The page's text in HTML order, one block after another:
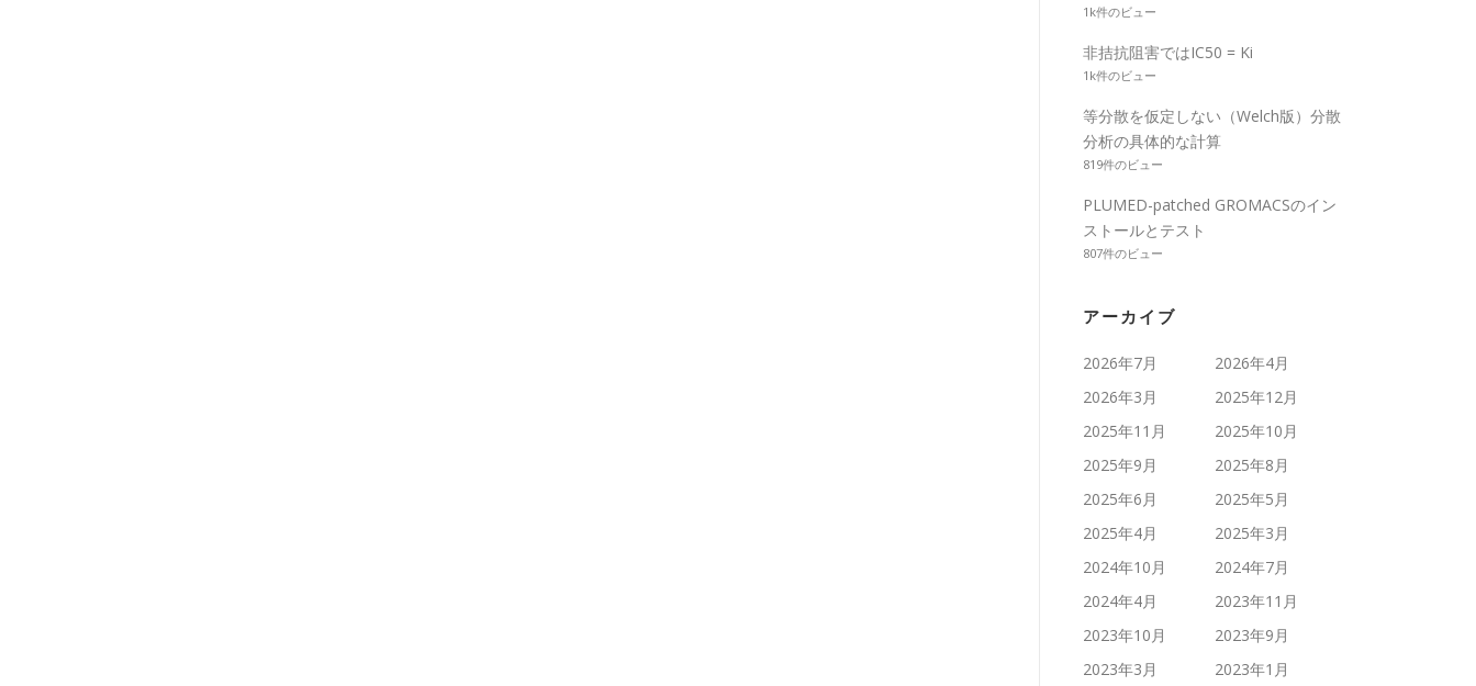
1k件のビュー
非拮抗阻害ではIC50 = Ki
1k件のビュー
等分散を仮定しない（Welch版）分散
分析の具体的な計算
819件のビュー
PLUMED-patched GROMACSのイン
ストールとテスト
807件のビュー
アーカイブ
2026年7月
2026年4月
2026年3月
2025年12月
2025年11月
2025年10月
2025年9月
2025年8月
2025年6月
2025年5月
2025年4月
2025年3月
2024年10月
2024年7月
2024年4月
2023年11月
2023年10月
2023年9月
2023年3月
2023年1月